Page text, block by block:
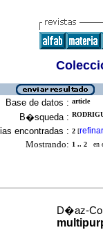
Base de datos : article
B�squeda :
encontradas : 2 [refinar
Mostrando: 1 .. 2 en
D�az-